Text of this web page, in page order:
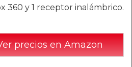
360 y 1 receptor inalámbrico.
precios en Amazon